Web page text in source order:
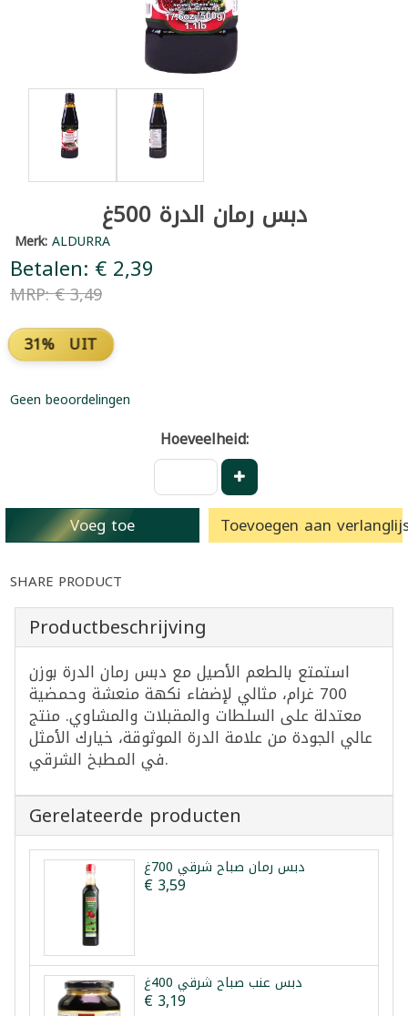
دبس رمان الدرة 500غ
Merk:ALDURRA
Betalen: € 2,39
MRP: € 3,49
31% UIT
Geen beoordelingen
Hoeveelheid:
Voeg toe Toevoegen aan
SHARE PRODUCT
Productbeschrijving
استمتع بالطعم الأصيل مع دبس رمان الدرة بوزن
700 غرام، مثالي لإضفاء نكهة منعشة وحمضية
معتدلة على السلطات والمقبلات والمشاوي. منتج
عالي الجودة من علامة الدرة الموثوقة، خيارك الأمثل
في المطبخ الشرقي.
Gerelateerde producten
دبس رمان صباح شرقي 700غ
€ 3,59
دبس عنب صباح شرقي 400غ
€ 3,19